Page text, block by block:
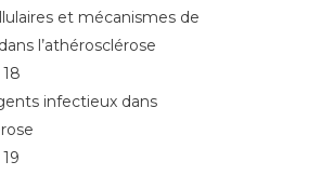
et mécanismes de
l’athérosclérose
infectieux dans